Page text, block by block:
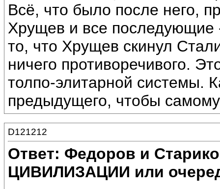
Всё, что было после него,
Хрущев и все последующие
то, что Хрущев скинул
ничего противоречивого.
толпо-элитарной системы.
предыдущего, чтобы
D121212
Ответ: Федоров и
ЦИВИЛИЗАЦИИ или